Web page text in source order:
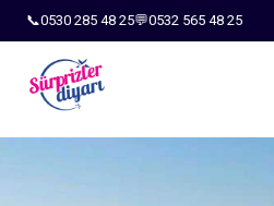
📞0530 285 48 25💬0532 565 48 25